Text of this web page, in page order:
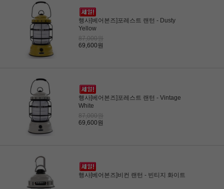
행사[베어본즈]포레스트 랜턴 - Dusty
Yellow
87,000원
69,600원
행사[베어본즈]포레스트 랜턴 - Vintage
White
87,000원
69,600원
행사[베어본즈]비컨 랜턴 - 빈티지 화이트